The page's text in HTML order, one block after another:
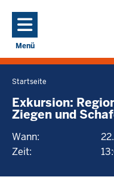
Menü
Navigation aktivieren/
Sie
befinden
sich
Startseite
Exkursion:
Ziegen und
Wann:
Zeit: